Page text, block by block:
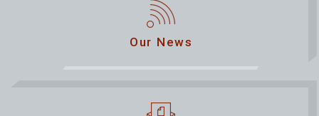
Our News